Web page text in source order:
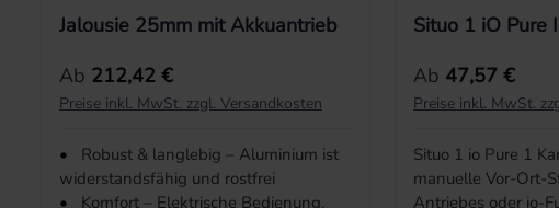
Jalousie 25mm mit Akkuantrieb
Regulärer Preis:
Ab 212,42 €
Preise inkl. MwSt. zzgl. Versandkosten
•
Robust & langlebig – Aluminium ist
widerstandsfähig und rostfrei
•
Komfort – Elektrische Bedienung,
Situo 1 iO Pure
Regulärer Preis:
Ab 47,57 €
Preise inkl. MwSt.
Situo 1 io Pure 1
manuelle Vor-Ort-
Antriebes oder io-